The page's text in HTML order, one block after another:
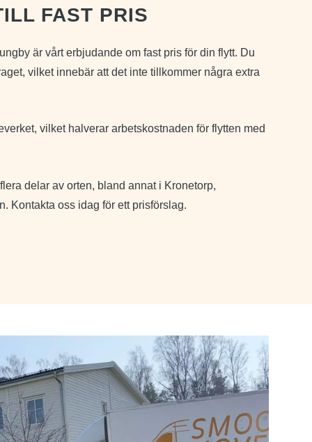
FAST PRIS
är vårt erbjudande om fast pris för din flytt. Du
vilket innebär att det inte tillkommer några extra
vilket halverar arbetskostnaden för flytten med
delar av orten, bland annat i Kronetorp,
Kontakta oss idag för ett prisförslag.